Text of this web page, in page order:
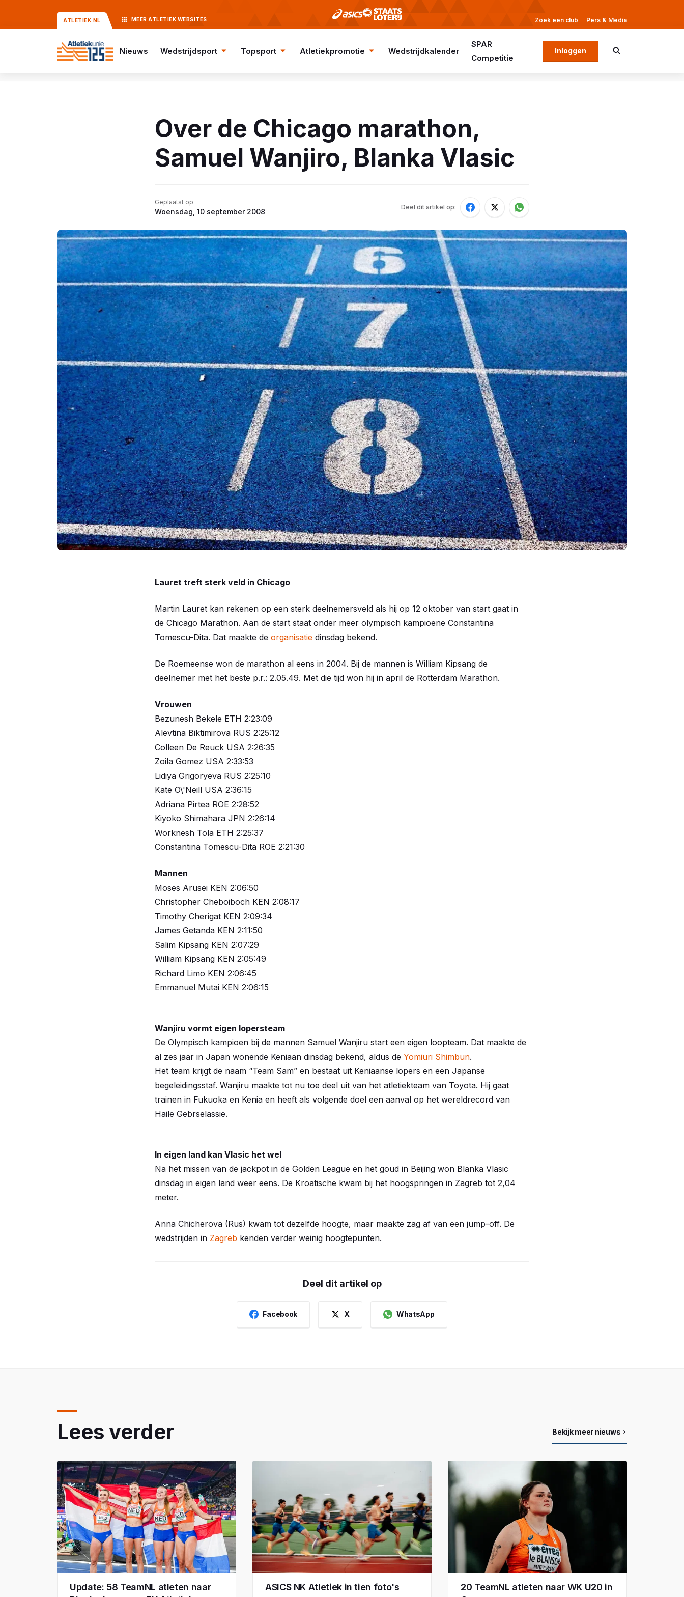
ATLETIEK.NL MEER ATLETIEK WEBSITES Zoek een club Pers & Media
Nieuws Wedstrijdsport Topsport Atletiekpromotie Wedstrijdkalender
SPAR
Competitie
Inloggen
Over de Chicago marathon,
Samuel Wanjiro, Blanka Vlasic
Geplaatst op
Woensdag, 10 september 2008
Deel dit artikel op:
Lauret treft sterk veld in Chicago
Martin Lauret kan rekenen op een sterk deelnemersveld als hij op 12 oktober van start gaat in
de Chicago Marathon. Aan de start staat onder meer olympisch kampioene Constantina
Tomescu-Dita. Dat maakte de organisatie dinsdag bekend.
De Roemeense won de marathon al eens in 2004. Bij de mannen is William Kipsang de
deelnemer met het beste p.r.: 2.05.49. Met die tijd won hij in april de Rotterdam Marathon.
Vrouwen
Bezunesh Bekele ETH 2:23:09
Alevtina Biktimirova RUS 2:25:12
Colleen De Reuck USA 2:26:35
Zoila Gomez USA 2:33:53
Lidiya Grigoryeva RUS 2:25:10
Kate O\'Neill USA 2:36:15
Adriana Pirtea ROE 2:28:52
Kiyoko Shimahara JPN 2:26:14
Worknesh Tola ETH 2:25:37
Constantina Tomescu-Dita ROE 2:21:30
Mannen
Moses Arusei KEN 2:06:50
Christopher Cheboiboch KEN 2:08:17
Timothy Cherigat KEN 2:09:34
James Getanda KEN 2:11:50
Salim Kipsang KEN 2:07:29
William Kipsang KEN 2:05:49
Richard Limo KEN 2:06:45
Emmanuel Mutai KEN 2:06:15
Wanjiru vormt eigen lopersteam
De Olympisch kampioen bij de mannen Samuel Wanjiru start een eigen loopteam. Dat maakte de
al zes jaar in Japan wonende Keniaan dinsdag bekend, aldus de Yomiuri Shimbun.
Het team krijgt de naam “Team Sam” en bestaat uit Keniaanse lopers en een Japanse
begeleidingsstaf. Wanjiru maakte tot nu toe deel uit van het atletiekteam van Toyota. Hij gaat
trainen in Fukuoka en Kenia en heeft als volgende doel een aanval op het wereldrecord van
Haile Gebrselassie.
In eigen land kan Vlasic het wel
Na het missen van de jackpot in de Golden League en het goud in Beijing won Blanka Vlasic
dinsdag in eigen land weer eens. De Kroatische kwam bij het hoogspringen in Zagreb tot 2,04
meter.
Anna Chicherova (Rus) kwam tot dezelfde hoogte, maar maakte zag af van een jump-off. De
wedstrijden in Zagreb kenden verder weinig hoogtepunten.
Deel dit artikel op
Facebook X WhatsApp
Lees verder Bekijk meer nieuws
Update: 58 TeamNL atleten naar
ASICS NK Atletiek in tien foto's
20 TeamNL atleten naar WK U20 in